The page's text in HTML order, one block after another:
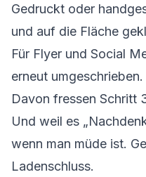
Gedruckt oder
und auf die Fläche
Für Flyer und Social
erneut umgeschrieben.
Davon fressen Schritt
Und weil es
wenn man müde ist.
Ladenschluss.